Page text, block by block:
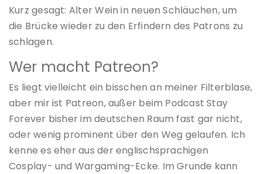
Kurz gesagt: Alter Wein in neuen Schläuchen, um
die Brücke wieder zu den Erfindern des Patrons zu
schlagen.
Wer macht Patreon?
Es liegt vielleicht ein bisschen an meiner Filterblase,
aber mir ist Patreon, außer beim Podcast Stay
Forever bisher im deutschen Raum fast gar nicht,
oder wenig prominent über den Weg gelaufen. Ich
kenne es eher aus der englischsprachigen
Cosplay- und Wargaming-Ecke. Im Grunde kann